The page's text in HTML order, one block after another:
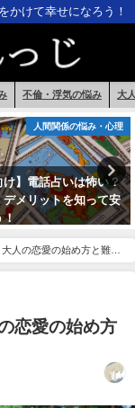
かけて幸せになろう！
不倫・浮気の悩み 大
不倫・浮気の悩み
されて辛い？ダブル不
る男の特徴と対処法を
人の恋愛の始め方と難し
恋愛の始め方